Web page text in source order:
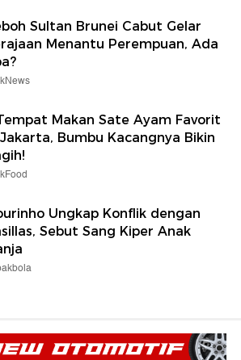
Sultan Brunei Cabut Gelar
Menantu Perempuan, Ada
Makan Sate Ayam Favorit
Bumbu Kacangnya Bikin
Ungkap Konflik dengan
Sebut Sang Kiper Anak